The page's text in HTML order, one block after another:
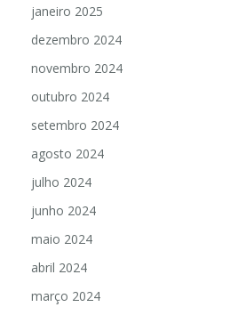
janeiro 2025
dezembro 2024
novembro 2024
outubro 2024
setembro 2024
agosto 2024
julho 2024
junho 2024
maio 2024
abril 2024
março 2024